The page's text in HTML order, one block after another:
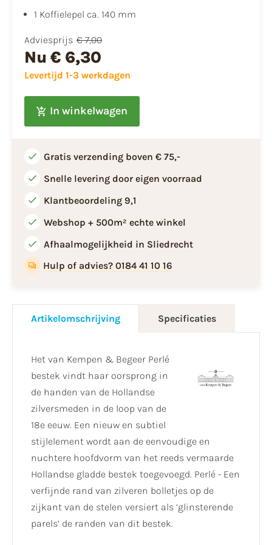
1 Koffielepel ca. 140 mm
Adviesprijs € 7,00
Nu € 6,30
Levertijd 1-3 werkdagen
In winkelwagen
Gratis verzending boven € 75,-
Snelle levering door eigen voorraad
Klantbeoordeling 9,1
Webshop + 500m² echte winkel
Afhaalmogelijkheid in Sliedrecht
Hulp of advies? 0184 41 10 16
Artikelomschrijving Specificaties
Het van Kempen & Begeer Perlé
bestek vindt haar oorsprong in
de handen van de Hollandse
zilversmeden in de loop van de
18e eeuw. Een nieuw en subtiel
stijlelement wordt aan de eenvoudige en
nuchtere hoofdvorm van het reeds vermaarde
Hollandse gladde bestek toegevoegd. Perlé - Een
verfijnde rand van zilveren bolletjes op de
zijkant van de stelen versiert als ‘glinsterende
parels’ de randen van dit bestek.